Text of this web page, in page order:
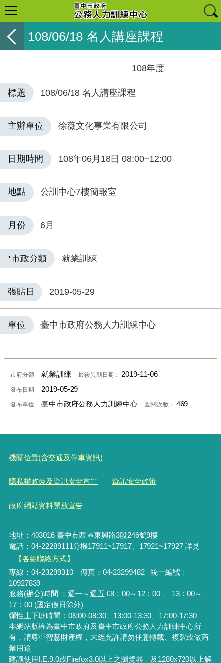
108/06/18 名人講座課程
108年度
標題 108/06/18 名人講座課程
主辦單位 徐薇文化事業有限公司
日期時間 108年06月18日 08:00~12:00
地點 公訓中心7樓簡報室
月份 6月
*市政分類 就業訓練
張貼日 2019-05-29
單位 臺中市政府公務人力訓練中心
市府分類： 就業訓練 最後異動日期： 2019-11-06
發布日期： 2019-05-29
發布單位： 臺中市政府公務人力訓練中心 點閱次數： 469
機關位置(含交通及停車資訊)
隱私權政策及資訊安全宣告 資訊安全政策
政府網站資料開放宣告
地址：403016 臺中市西區東興路3段246號9樓
電話：04-22289111分機17911~17917、17921~17927 詳見
【各組聯絡方式】
專線：04-23299310 傳真：04-23299482 統一編號：
10927839
服務(辦公)時間 ：週一～週五 08：00～12：00 、 13：00～
17：00 (國定假日除外)
彈性上下班時間：08:00-08:30、13:00-13:30、17:00-17:30
本網站版權為臺中市政府及臺中市政府公務人力訓練中心所
有，請尊重智慧財產權，未經允許請勿任意轉載、複製或做商
業用途
建議使用I.E.9.0或Firefox3.0以上之瀏覽器，及1280x720以上解